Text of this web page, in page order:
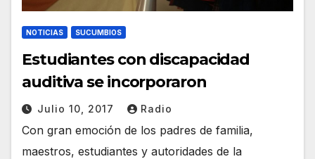
NOTICIAS SUCUMBIOS
Estudiantes con discapacidad
auditiva se incorporaron
Julio 10, 2017 Radio
Con gran emoción de los padres de familia,
maestros, estudiantes y autoridades de la